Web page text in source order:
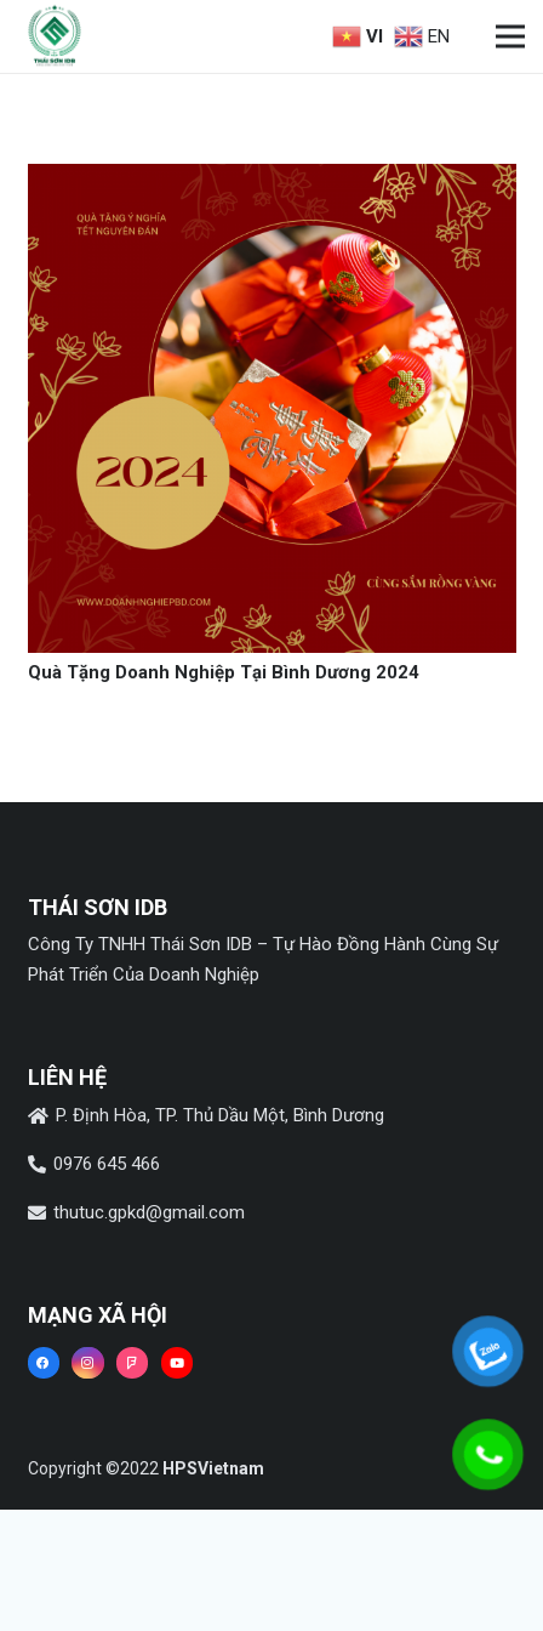
VI EN
Quà Tặng Doanh Nghiệp Tại Bình Dương 2024
THÁI SƠN IDB
Công Ty TNHH Thái Sơn IDB – Tự Hào Đồng Hành Cùng Sự
Phát Triển Của Doanh Nghiệp
LIÊN HỆ
P. Định Hòa, TP. Thủ Dầu Một, Bình Dương
0976 645 466
thutuc.gpkd@gmail.com
MẠNG XÃ HỘI
Copyright ©2022 HPSVietnam